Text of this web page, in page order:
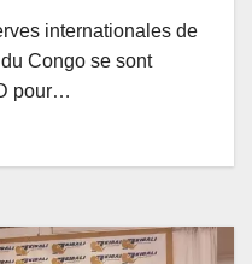
internationales de
Congo se sont
pour…